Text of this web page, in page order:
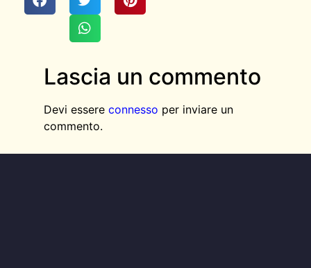
Lascia un commento
Devi essere connesso per inviare un
commento.